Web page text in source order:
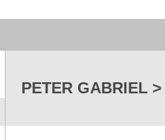
PETER GABRIEL